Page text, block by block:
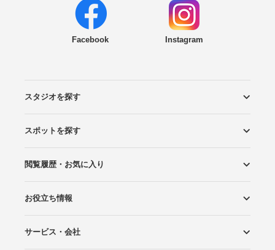
Facebook Instagram
スタジオを探す
エリアから探す
こだわりから探す
NEW PHOTO STYLE
プランから探す
フォトタイプ診断
フォトグラファーから探す
国内リゾートから探す
スポットを探す
ロケーションから探す
スタジオから探す
閲覧履歴・お気に入り
閲覧スタジオ
お気に入り
お役立ち情報
Wedding Photo マガジン
はじめてガイド
サービス・会社